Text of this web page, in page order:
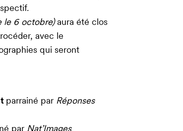
le 6 octobre)aura été clos
avec le
qui seront
parrainé par Réponses
par Nat’Images